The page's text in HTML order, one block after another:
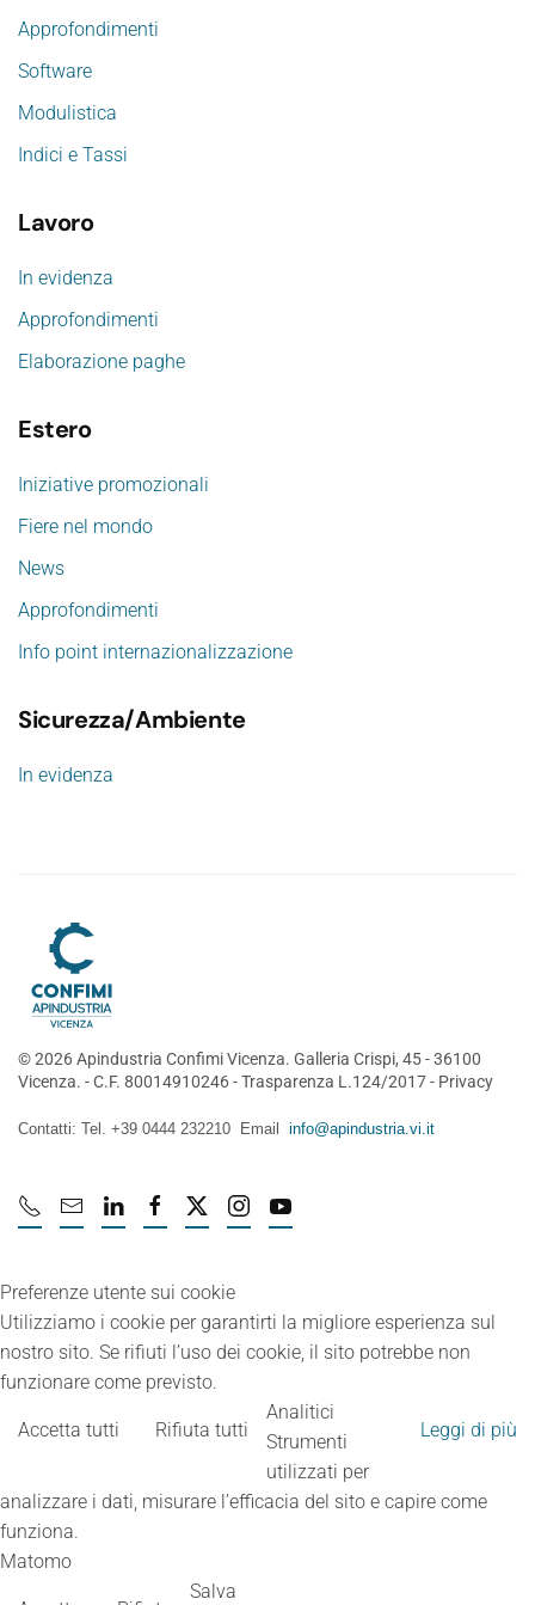
Approfondimenti
Software
Modulistica
Indici e Tassi
Lavoro
In evidenza
Approfondimenti
Elaborazione paghe
Estero
Iniziative promozionali
Fiere nel mondo
News
Approfondimenti
Info point internazionalizzazione
Sicurezza/Ambiente
In evidenza
©2026Apindustria Confimi Vicenza. Galleria Crispi, 45 - 36100
Vicenza. - C.F. 80014910246 -Trasparenza L.124/2017- Privacy
Contatti: Tel. +39 0444 232210 Email info@apindustria.vi.it
Preferenze utente sui cookie
Utilizziamo i cookie per garantirti la migliore esperienza sul
nostro sito. Se rifiuti l’uso dei cookie, il sito potrebbe non
funzionare come previsto.
Accetta tutti Rifiuta tutti Leggi di più
Analitici
Strumenti
utilizzati per
analizzare i dati, misurare l’efficacia del sito e capire come
funziona.
Matomo
Salva